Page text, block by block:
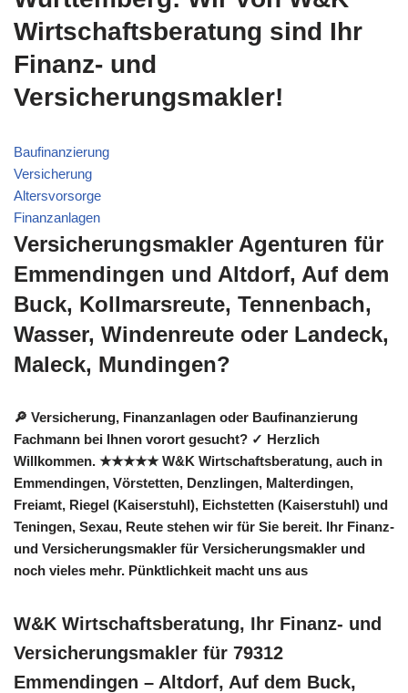
Wirtschaftsberatung sind Ihr
Finanz- und
Versicherungsmakler!
Baufinanzierung
Versicherung
Altersvorsorge
Finanzanlagen
Versicherungsmakler Agenturen für
Emmendingen und Altdorf, Auf dem
Buck, Kollmarsreute, Tennenbach,
Wasser, Windenreute oder Landeck,
Maleck, Mundingen?
🔎 Versicherung, Finanzanlagen oder Baufinanzierung
Fachmann bei Ihnen vorort gesucht? ✓ Herzlich
Willkommen. ★★★★★ W&K Wirtschaftsberatung, auch in
Emmendingen, Vörstetten, Denzlingen, Malterdingen,
Freiamt, Riegel (Kaiserstuhl), Eichstetten (Kaiserstuhl) und
Teningen, Sexau, Reute stehen wir für Sie bereit. Ihr Finanz-
und Versicherungsmakler für Versicherungsmakler und
noch vieles mehr. Pünktlichkeit macht uns aus
W&K Wirtschaftsberatung, Ihr Finanz- und
Versicherungsmakler für 79312
Emmendingen – Altdorf, Auf dem Buck,